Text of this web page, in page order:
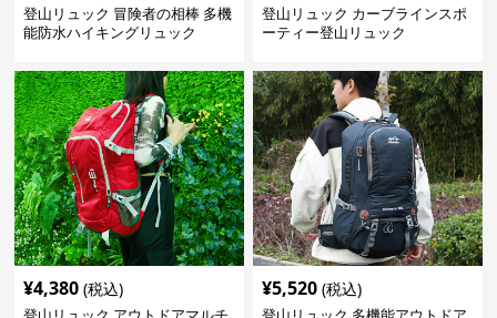
登山リュック 冒険者の相棒 多機
能防水ハイキングリュック
登山リュック カーブラインスポ
ーティー登山リュック
¥4,380 (税込) ¥5,520 (税込)